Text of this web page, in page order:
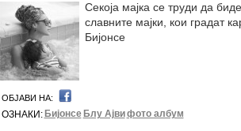
Секоја мајка се труди да
славните мајки, кои градат
Бијонсе
ОБЈАВИ НА:
ОЗНАКИ: Бијонсе Блу Ајвифото албум